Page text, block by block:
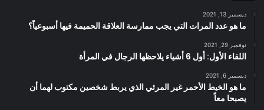
ديسمبر 13, 2021
ما هو عدد المرات التي يجب ممارسة العلاقة الحميمة فيها أسبوعياً؟
نوفمبر 29, 2021
اللقاء الأول: أول 6 أشياء يلاحظها الرجال في المرأة
ديسمبر 6, 2021
ما هو الخيط الأحمر غير المرئي الذي يربط شخصين مكتوب لهما أن
يصبحا معاً